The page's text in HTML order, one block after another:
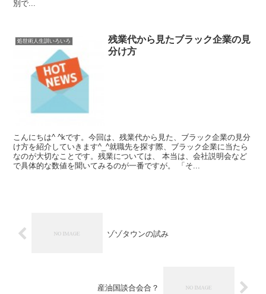
別で...
処世術人生訓いろいろ
残業代から見たブラック企業の見
分け方
こんにちは^ ^kです。今回は、残業代から見た、ブラック企業の見分
け方を紹介していきます^_^就職先を探す際、ブラック企業に当たら
なのが大切なことです。残業については、 本当は、会社説明会など
で具体的な数値を聞いてみるのが一番ですが。 「そ...
ゾゾタウンの試み
産油国談合会合？